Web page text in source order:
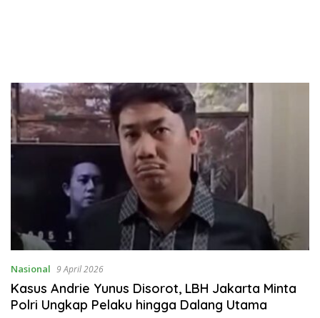
Nasional 9 April 2026
Kasus Andrie Yunus Disorot, LBH Jakarta Minta
Polri Ungkap Pelaku hingga Dalang Utama